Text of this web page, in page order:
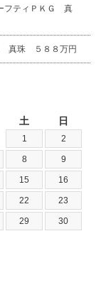
フティＰＫＧ 真
真珠 ５８８万円
土 日
1 2
8 9
15 16
22 23
29 30